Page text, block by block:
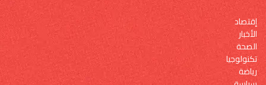
إقتصاد
الأخبار
الصحة
تكنولوجيا
رياضة